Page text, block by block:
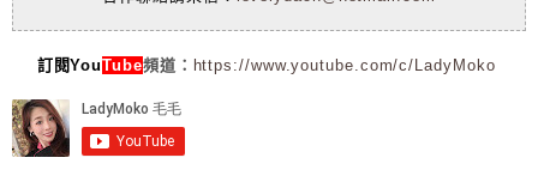
訂閱YouTube頻道： https://www.youtube.com/c/LadyMoko